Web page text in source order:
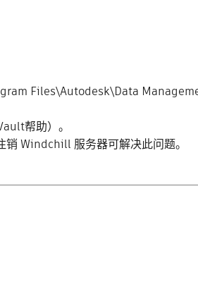
Files\Autodesk\Data
帮助）。
Windchill 服务器可解决此问题。